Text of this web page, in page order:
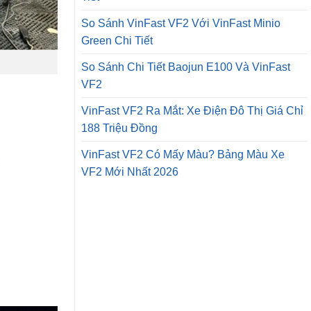
So Sánh VinFast VF2 Với VinFast Minio
Green Chi Tiết
So Sánh Chi Tiết Baojun E100 Và VinFast
VF2
VinFast VF2 Ra Mắt: Xe Điện Đô Thị Giá Chỉ
188 Triệu Đồng
VinFast VF2 Có Mấy Màu? Bảng Màu Xe
VF2 Mới Nhất 2026